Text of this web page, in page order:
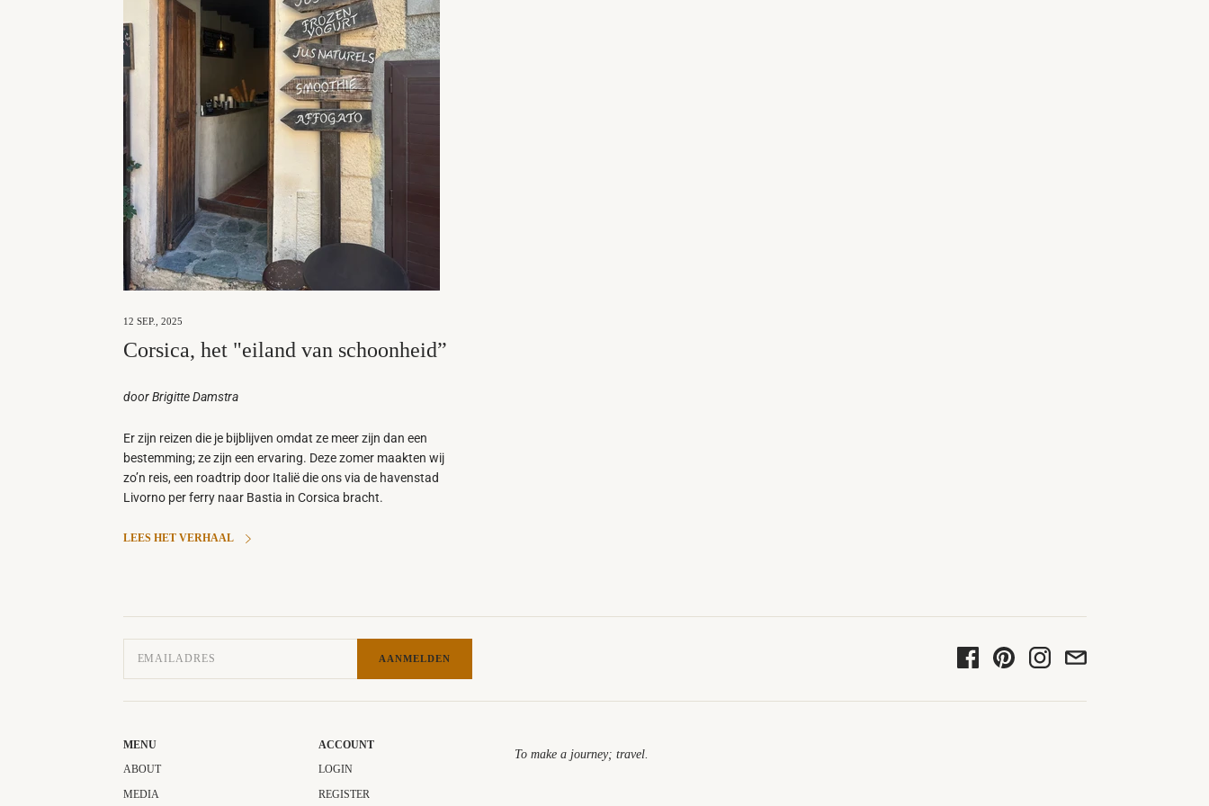
12 SEP., 2025
Corsica, het "eiland van schoonheid”
door Brigitte Damstra
Er zijn reizen die je bijblijven omdat ze meer zijn dan een
bestemming; ze zijn een ervaring. Deze zomer maakten wij
zo’n reis, een roadtrip door Italië die ons via de havenstad
Livorno per ferry naar Bastia in Corsica bracht.
LEES HET VERHAAL
AANMELDEN
MENU
ABOUT
MEDIA
ACCOUNT
LOGIN
REGISTER
To make a journey; travel.​